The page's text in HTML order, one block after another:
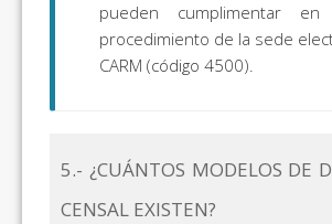
pueden cumplimentar
procedimiento de la sede
CARM (código 4500).
5.- ¿CUÁNTOS MODELOS DE
CENSAL EXISTEN?